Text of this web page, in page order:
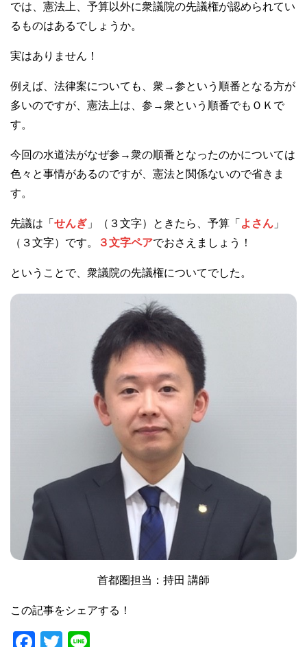
では、憲法上、予算以外に衆議院の先議権が認められてい
るものはあるでしょうか。
実はありません！
例えば、法律案についても、衆→参という順番となる方が
多いのですが、憲法上は、参→衆という順番でもＯＫで
す。
今回の水道法がなぜ参→衆の順番となったのかについては
色々と事情があるのですが、憲法と関係ないので省きま
す。
先議は「 せんぎ 」（３文字）ときたら、予算「 よさん 」
（３文字）です。
３文字ペアでおさえましょう！
ということで、衆議院の先議権についてでした。
首都圏担当：持田 講師
この記事をシェアする！